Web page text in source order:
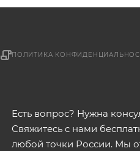
ПОЛИТИКА
Есть вопрос? Нужна
Свяжитесь с нами
любой точки России. Мы